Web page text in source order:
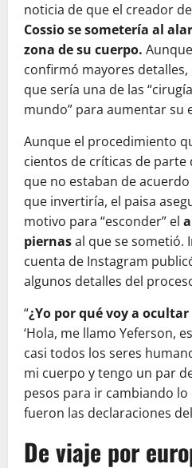
noticia de que el creador
Cossio se sometería al
zona de su cuerpo.
confirmó mayores
que sería una de las
mundo” para aumentar su
Aunque el procedimiento
cientos de críticas de
que no estaban de
que invertiría, el paisa
motivo para “esconder” el
piernasal que se sometió.
cuenta de Instagram
algunos detalles del
“¿Yo por qué voy a ocultar
‘Hola, me llamo Yeferson,
casi todos los seres
mi cuerpo y tengo un par
pesos para ir cambiando lo
fueron las declaraciones del
De viaje por